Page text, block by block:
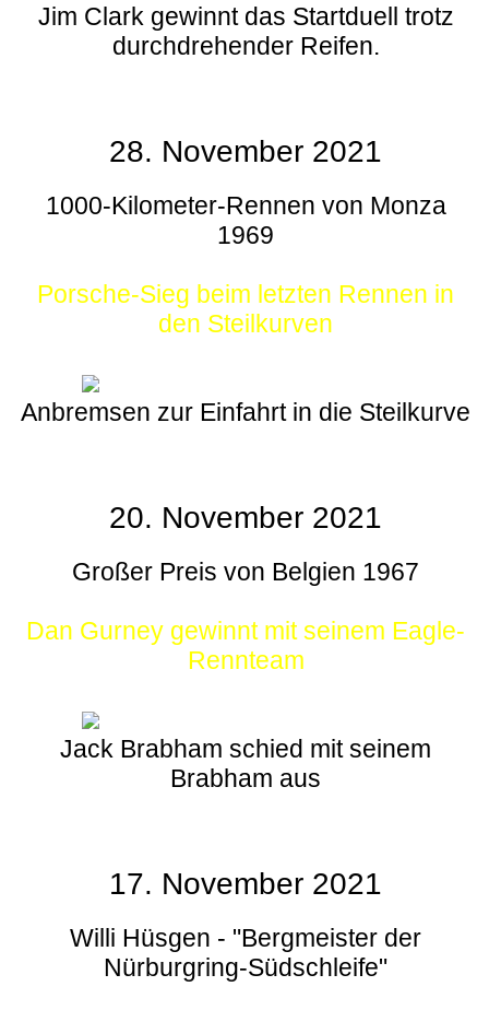
Jim Clark gewinnt das Startduell trotz
durchdrehender Reifen.
28. November 2021
1000-Kilometer-Rennen von Monza
1969
Porsche-Sieg beim letzten Rennen in
den Steilkurven
Anbremsen zur Einfahrt in die Steilkurve
20. November 2021
Großer Preis von Belgien 1967
Dan Gurney gewinnt mit seinem Eagle-
Rennteam
Jack Brabham schied mit seinem
Brabham aus
17. November 2021
Willi Hüsgen - "Bergmeister der
Nürburgring-Südschleife"